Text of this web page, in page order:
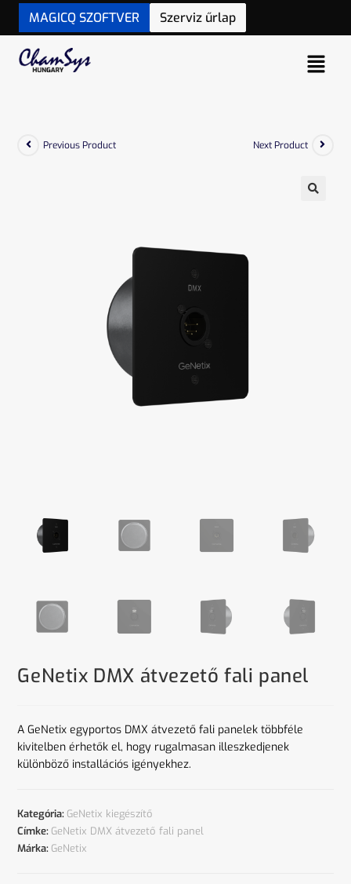
MAGICQ SZOFTVER Szerviz űrlap
Previous Product Next Product
GeNetix DMX átvezető fali panel
A GeNetix egyportos DMX átvezető fali panelek többféle
kivitelben érhetők el, hogy rugalmasan illeszkedjenek
különböző installációs igényekhez.
Kategória: GeNetix kiegészítő
Címke: GeNetix DMX átvezető fali panel
Márka: GeNetix